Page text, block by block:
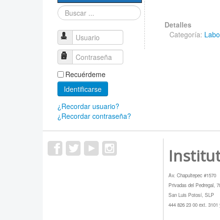
Sociedad Mexicana
de Física
PROMEP
Buscar...
Usuario
Contraseña
Recuérdeme
Identificarse
¿Recordar usuario?
¿Recordar contraseña?
Detalles
Categoría:
Av. Chapultepec #1570
Privadas del Pedregal,
San Luis Potosí, SLP
444 826 23 00 ext. 3101